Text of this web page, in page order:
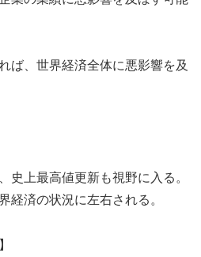
ば、世界経済全体に悪影響を及
史上最高値更新も視野に入る。
経済の状況に左右される。